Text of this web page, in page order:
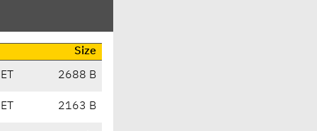
Size
2688 B
2163 B